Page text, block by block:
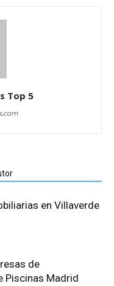
Top 5
en Villaverde
de
Piscinas Madrid